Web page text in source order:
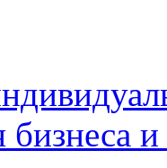
и